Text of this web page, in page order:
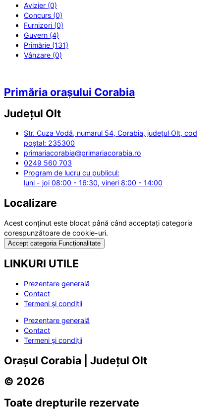
Avizier (0)
Concurs (0)
Furnizori (0)
Guvern (4)
Primărie (131)
Vânzare (0)
Primăria orașului Corabia
Județul Olt
Str. Cuza Vodă, numarul 54, Corabia, județul Olt, cod
poștal: 235300
primariacorabia@primariacorabia.ro
0249 560 703
Program de lucru cu publicul:
luni - joi 08:00 - 16:30, vineri 8:00 - 14:00
Localizare
Acest conținut este blocat până când acceptați categoria
corespunzătoare de cookie-uri.
Accept categoria Funcționalitate
LINKURI UTILE
Prezentare generală
Contact
Termeni și condiții
Prezentare generală
Contact
Termeni și condiții
Orașul Corabia | Județul Olt
© 2026
Toate drepturile rezervate